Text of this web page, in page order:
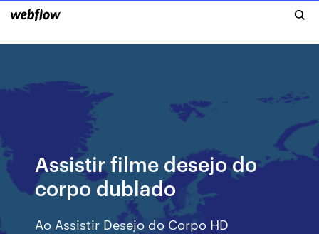
Assistir filme desejo do
corpo dublado
Ao Assistir Desejo do Corpo HD